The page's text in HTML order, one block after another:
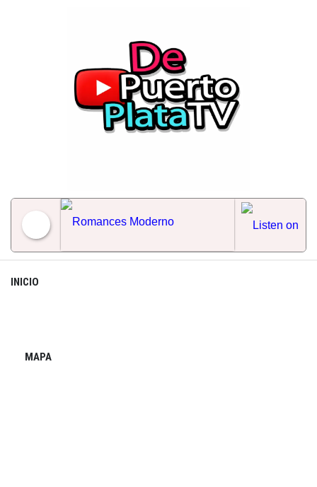
INICIO
MAPA